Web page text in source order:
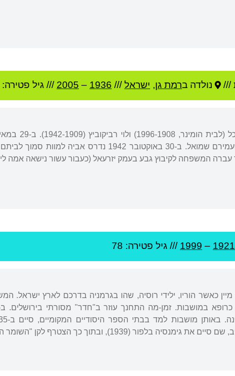
/// נולדה ברמת גן, ישראל///
1936
–
2005 /// גיל פטירה: 69
(נפטר בפברואר 2010) ועמירם שמואל. ב-30 באוקטובר
עברה המשפחה לקיבוץ גבע בעמק יזרעאל (כעבור עשור נישאה אמה
1921
–
1999 /// גיל פטירה: 78
(1939), ובתוך כך הצטרף לקן "השומר הצעיר" שבעיר.